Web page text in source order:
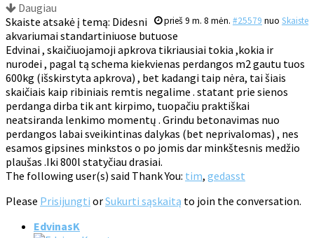
Daugiau
prieš 9 m. 8 mėn. #25579 nuo Skaiste
Skaiste atsakė į temą: Didesni
akvariumai standartiniuose butuose
Edvinai , skaičiuojamoji apkrova tikriausiai tokia ,kokia ir
nurodei , pagal tą schema kiekvienas perdangos m2 gautu tuos
600kg (išskirstyta apkrova) , bet kadangi taip nėra, tai šiais
skaičiais kaip ribiniais remtis negalime . statant prie sienos
perdanga dirba tik ant kirpimo, tuopačiu praktiškai
neatsiranda lenkimo momentų . Grindu betonavimas nuo
perdangos labai sveikintinas dalykas (bet neprivalomas) , nes
esamos gipsines minkstos o po jomis dar minkštesnis medžio
plaušas .Iki 800l statyčiau drasiai.
The following user(s) said Thank You: tim, gedasst
Please Prisijungti orSukurti sąskaitą to join the conversation.
EdvinasK